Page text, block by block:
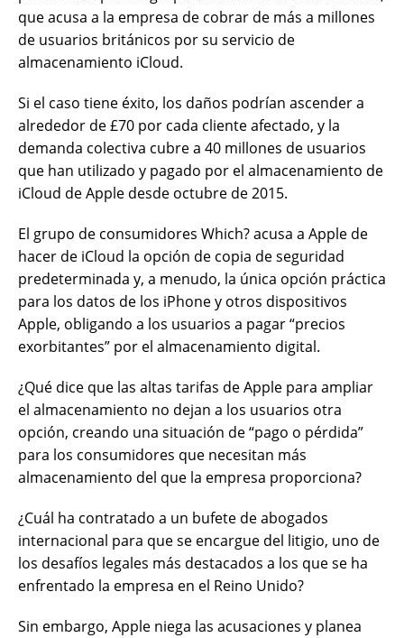
que acusa a la empresa de cobrar de más a millones
de usuarios británicos por su servicio de
almacenamiento iCloud.
Si el caso tiene éxito, los daños podrían ascender a
alrededor de £70 por cada cliente afectado, y la
demanda colectiva cubre a 40 millones de usuarios
que han utilizado y pagado por el almacenamiento de
iCloud de Apple desde octubre de 2015.
El grupo de consumidores Which? acusa a Apple de
hacer de iCloud la opción de copia de seguridad
predeterminada y, a menudo, la única opción práctica
para los datos de los iPhone y otros dispositivos
Apple, obligando a los usuarios a pagar “precios
exorbitantes” por el almacenamiento digital.
¿Qué dice que las altas tarifas de Apple para ampliar
el almacenamiento no dejan a los usuarios otra
opción, creando una situación de “pago o pérdida”
para los consumidores que necesitan más
almacenamiento del que la empresa proporciona?
¿Cuál ha contratado a un bufete de abogados
internacional para que se encargue del litigio, uno de
los desafíos legales más destacados a los que se ha
enfrentado la empresa en el Reino Unido?
Sin embargo, Apple niega las acusaciones y planea